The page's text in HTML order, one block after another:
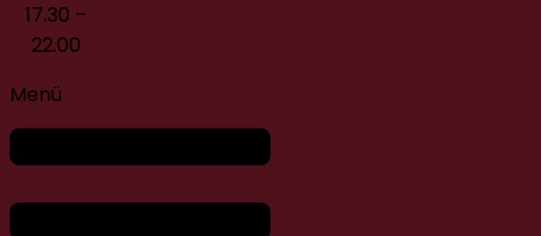
17.30 –
22.00
Menü